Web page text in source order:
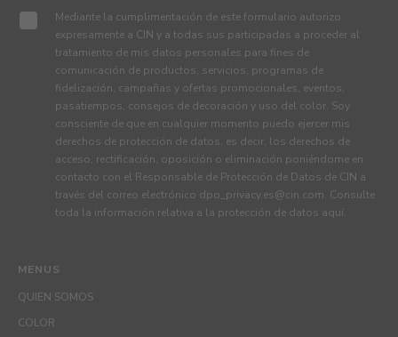
MENUS
QUIEN SOMOS
COLOR
Mediante la cumplimentación de este formulario autorizo
expresamente a CIN y a todas sus participadas a proceder al
tratamiento de mis datos personales para fines de
comunicación de productos, servicios, programas de
fidelización, campañas y ofertas promocionales, eventos,
pasatiempos, consejos de decoración y uso del color. Soy
consciente de que en cualquier momento puedo ejercer mis
derechos de protección de datos, es decir, los derechos de
acceso, rectificación, oposición o eliminación poniéndome en
contacto con el Responsable de Protección de Datos de CIN a
través del correo electrónico dpo_privacy.es@cin.com. Consulte
toda la información relativa a la protección de datos aquí.